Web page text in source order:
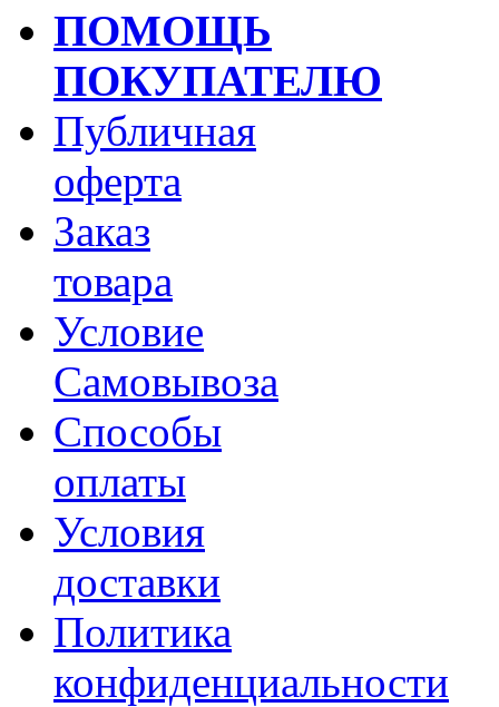
ПОМОЩЬ
ПОКУПАТЕЛЮ
Публичная
оферта
Заказ
товара
Условие
Самовывоза
Способы
оплаты
Условия
доставки
Политика
конфиденциальности